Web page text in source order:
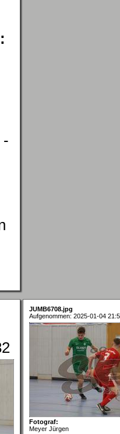
-
JUMB6708.jpg
Aufgenommen: 2025-01-04
Fotograf:
Meyer Jürgen